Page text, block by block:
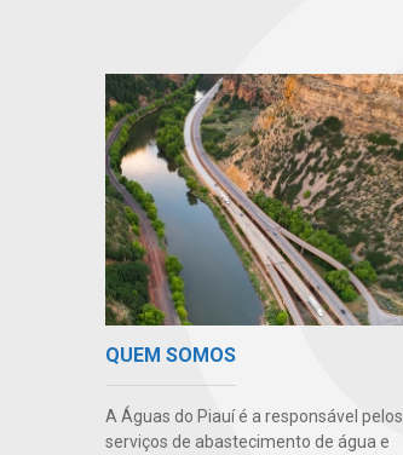
QUEM SOMOS
A Águas do Piauí é a responsável pelos
serviços de abastecimento de água e